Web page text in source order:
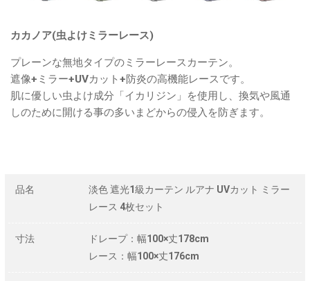
カカノア(虫よけミラーレース)
プレーンな無地タイプのミラーレースカーテン。
遮像+ミラー+UVカット+防炎の高機能レースです。
肌に優しい虫よけ成分「イカリジン」を使用し、換気や風通
しのために開ける事の多いまどからの侵入を防ぎます。
品名
淡色 遮光1級カーテン ルアナ UVカット ミラー
レース 4枚セット
寸法
ドレープ：幅100×丈178cm
レース：幅100×丈176cm